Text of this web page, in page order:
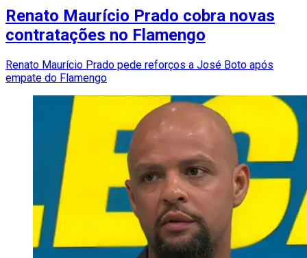
Renato Maurício Prado cobra novas
contratações no Flamengo
Renato Maurício Prado pede reforços a José Boto após
empate do Flamengo